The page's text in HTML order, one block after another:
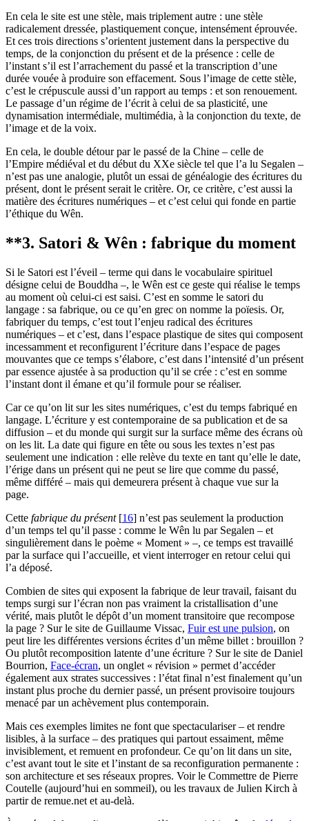
En cela le site est une stèle, mais triplement autre : une stèle
radicalement dressée, plastiquement conçue, intensément éprouvée.
Et ces trois directions s’orientent justement dans la perspective du
temps, de la conjonction du présent et de la présence : celle de
l’instant s’il est l’arrachement du passé et la transcription d’une
durée vouée à produire son effacement. Sous l’image de cette stèle,
c’est le crépuscule aussi d’un rapport au temps : et son renouement.
Le passage d’un régime de l’écrit à celui de sa plasticité, une
dynamisation intermédiale, multimédia, à la conjonction du texte, de
l’image et de la voix.
En cela, le double détour par le passé de la Chine – celle de
l’Empire médiéval et du début du XXe siècle tel que l’a lu Segalen –
n’est pas une analogie, plutôt un essai de généalogie des écritures du
présent, dont le présent serait le critère. Or, ce critère, c’est aussi la
matière des écritures numériques – et c’est celui qui fonde en partie
l’éthique du Wên.
**3. Satori & Wên : fabrique du moment
Si le Satori est l’éveil – terme qui dans le vocabulaire spirituel
désigne celui de Bouddha –, le Wên est ce geste qui réalise le temps
au moment où celui-ci est saisi. C’est en somme le satori du
langage : sa fabrique, ou ce qu’en grec on nomme la poïesis. Or,
fabriquer du temps, c’est tout l’enjeu radical des écritures
numériques – et c’est, dans l’espace plastique de sites qui composent
incessamment et reconfigurent l’écriture dans l’espace de pages
mouvantes que ce temps s’élabore, c’est dans l’intensité d’un présent
par essence ajustée à sa production qu’il se crée : c’est en somme
l’instant dont il émane et qu’il formule pour se réaliser.
Car ce qu’on lit sur les sites numériques, c’est du temps fabriqué en
langage. L’écriture y est contemporaine de sa publication et de sa
diffusion – et du monde qui surgit sur la surface même des écrans où
on les lit. La date qui figure en tête ou sous les textes n’est pas
seulement une indication : elle relève du texte en tant qu’elle le date,
l’érige dans un présent qui ne peut se lire que comme du passé,
même différé – mais qui demeurera présent à chaque vue sur la
page.
Cette fabrique du présent[16] n’est pas seulement la production
d’un temps tel qu’il passe : comme le Wên lu par Segalen – et
singulièrement dans le poème « Moment » –, ce temps est travaillé
par la surface qui l’accueille, et vient interroger en retour celui qui
l’a déposé.
Combien de sites qui exposent la fabrique de leur travail, faisant du
temps surgi sur l’écran non pas vraiment la cristallisation d’une
vérité, mais plutôt le dépôt d’un moment transitoire que recompose
la page ? Sur le site de Guillaume Vissac, Fuir est une pulsion, on
peut lire les différentes versions écrites d’un même billet : brouillon ?
Ou plutôt recomposition latente d’une écriture ? Sur le site de Daniel
Bourrion, Face-écran, un onglet « révision » permet d’accéder
également aux strates successives : l’état final n’est finalement qu’un
instant plus proche du dernier passé, un présent provisoire toujours
menacé par un achèvement plus contemporain.
Mais ces exemples limites ne font que spectaculariser – et rendre
lisibles, à la surface – des pratiques qui partout essaiment, même
invisiblement, et remuent en profondeur. Ce qu’on lit dans un site,
c’est avant tout le site et l’instant de sa reconfiguration permanente :
son architecture et ses réseaux propres. Voir le Commettre de Pierre
Coutelle (aujourd’hui en sommeil), ou les travaux de Julien Kirch à
partir de remue.net et au-delà.